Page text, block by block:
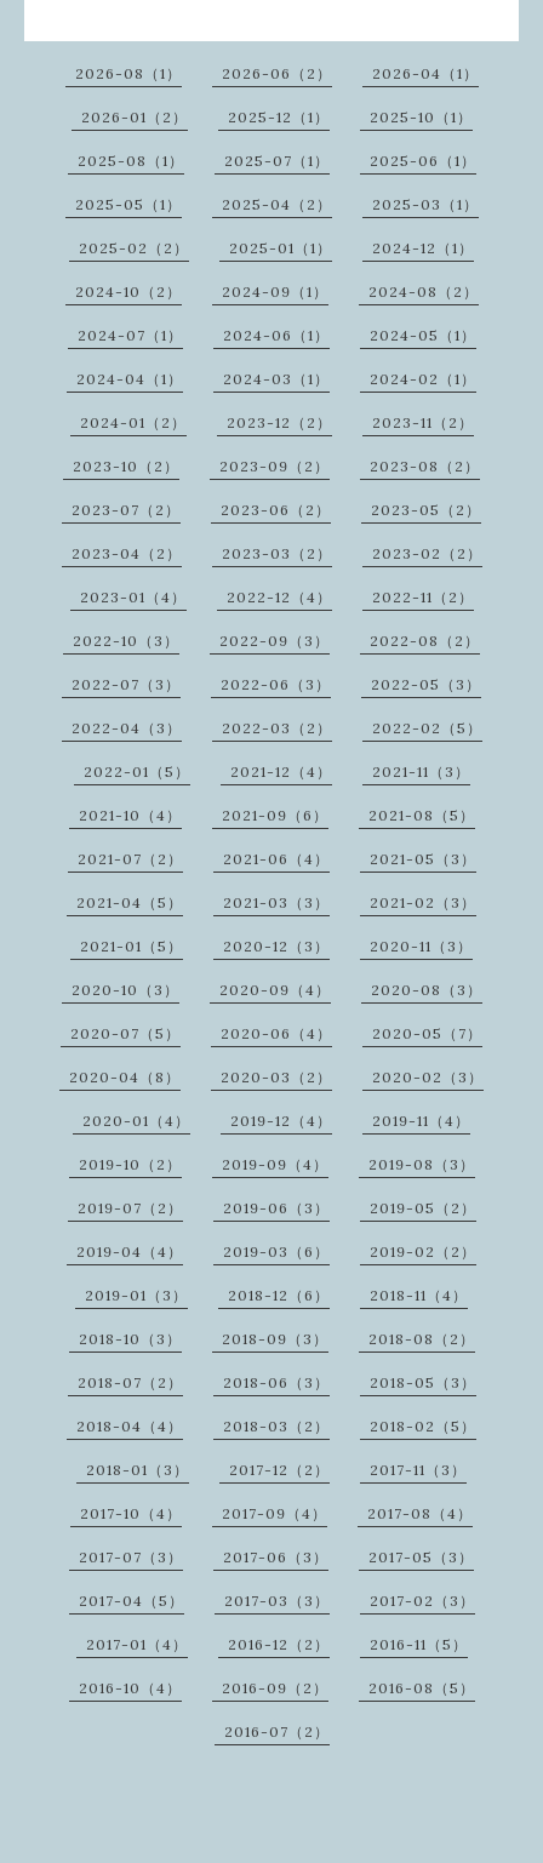
2026-08（1） 2026-06（2） 2026-04（1）
2026-01（2） 2025-12（1） 2025-10（1）
2025-08（1） 2025-07（1） 2025-06（1）
2025-05（1） 2025-04（2） 2025-03（1）
2025-02（2） 2025-01（1） 2024-12（1）
2024-10（2） 2024-09（1） 2024-08（2）
2024-07（1） 2024-06（1） 2024-05（1）
2024-04（1） 2024-03（1） 2024-02（1）
2024-01（2） 2023-12（2） 2023-11（2）
2023-10（2） 2023-09（2） 2023-08（2）
2023-07（2） 2023-06（2） 2023-05（2）
2023-04（2） 2023-03（2） 2023-02（2）
2023-01（4） 2022-12（4） 2022-11（2）
2022-10（3） 2022-09（3） 2022-08（2）
2022-07（3） 2022-06（3） 2022-05（3）
2022-04（3） 2022-03（2） 2022-02（5）
2022-01（5） 2021-12（4） 2021-11（3）
2021-10（4） 2021-09（6） 2021-08（5）
2021-07（2） 2021-06（4） 2021-05（3）
2021-04（5） 2021-03（3） 2021-02（3）
2021-01（5） 2020-12（3） 2020-11（3）
2020-10（3） 2020-09（4） 2020-08（3）
2020-07（5） 2020-06（4） 2020-05（7）
2020-04（8） 2020-03（2） 2020-02（3）
2020-01（4） 2019-12（4） 2019-11（4）
2019-10（2） 2019-09（4） 2019-08（3）
2019-07（2） 2019-06（3） 2019-05（2）
2019-04（4） 2019-03（6） 2019-02（2）
2019-01（3） 2018-12（6） 2018-11（4）
2018-10（3） 2018-09（3） 2018-08（2）
2018-07（2） 2018-06（3） 2018-05（3）
2018-04（4） 2018-03（2） 2018-02（5）
2018-01（3） 2017-12（2） 2017-11（3）
2017-10（4） 2017-09（4） 2017-08（4）
2017-07（3） 2017-06（3） 2017-05（3）
2017-04（5） 2017-03（3） 2017-02（3）
2017-01（4） 2016-12（2） 2016-11（5）
2016-10（4） 2016-09（2） 2016-08（5）
2016-07（2）